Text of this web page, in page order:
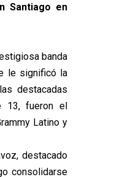
Santiago en
banda
le significó la
destacadas
13, fueron el
Latino y
destacado
consolidarse